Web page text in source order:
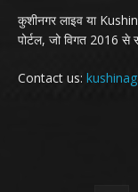
कुशीनगर लाइव या
पोर्टल, जो विगत 2016 से
Contact us: